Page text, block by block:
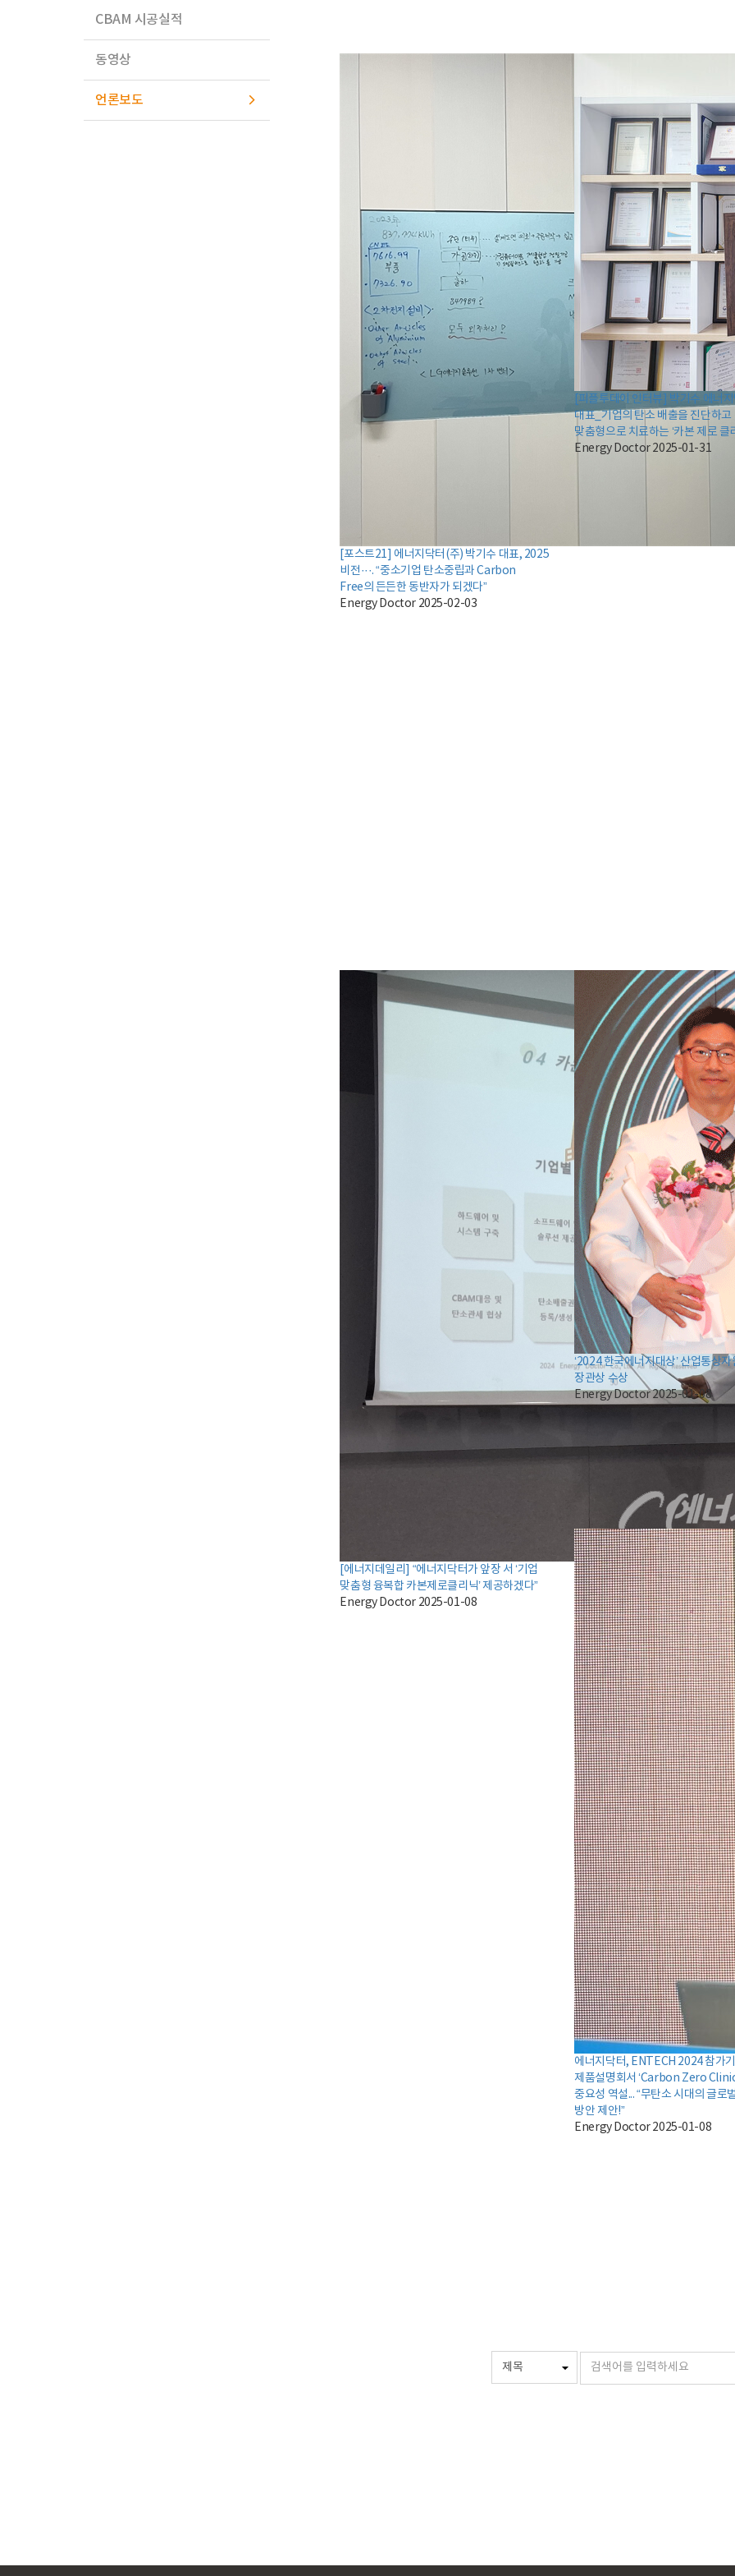
CBAM 시공실적
동영상
언론보도
[포스트21] 에너지닥터(주) 박기수 대표, 2025
비전···. “중소기업 탄소중립과 Carbon
Free의 든든한 동반자가 되겠다”
Energy Doctor 2025-02-03
[피플투데이 인터뷰] 박기수 에너
대표_기업의 탄소 배출을 진단하고
맞춤형으로 치료하는 ‘카본 제로 클
Energy Doctor 2025-01-31
[에너지데일리] “에너지닥터가 앞장 서 ‘기업
맞춤형 융복합 카본제로클리닉’ 제공하겠다”
Energy Doctor 2025-01-08
‘2024 한국에너지대상’ 산업통상자
장관상 수상
Energy Doctor 2025-01-08
에너지닥터, ENTECH 2024 참가
제품설명회서 ‘Carbon Zero
중요성 역설... “무탄소 시대의 글로
방안 제안!”
Energy Doctor 2025-01-08